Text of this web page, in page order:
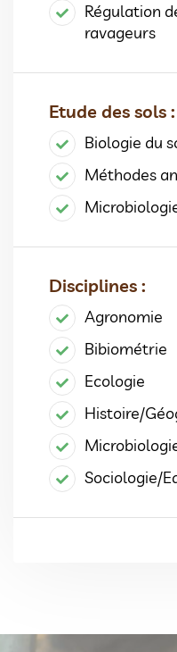
Régulation
ravageurs
Etude des sols :
Biologie du
Méthodes
Disciplines :
Agronomie
Bibiométrie
Ecologie
Histoire/
Sociologie/